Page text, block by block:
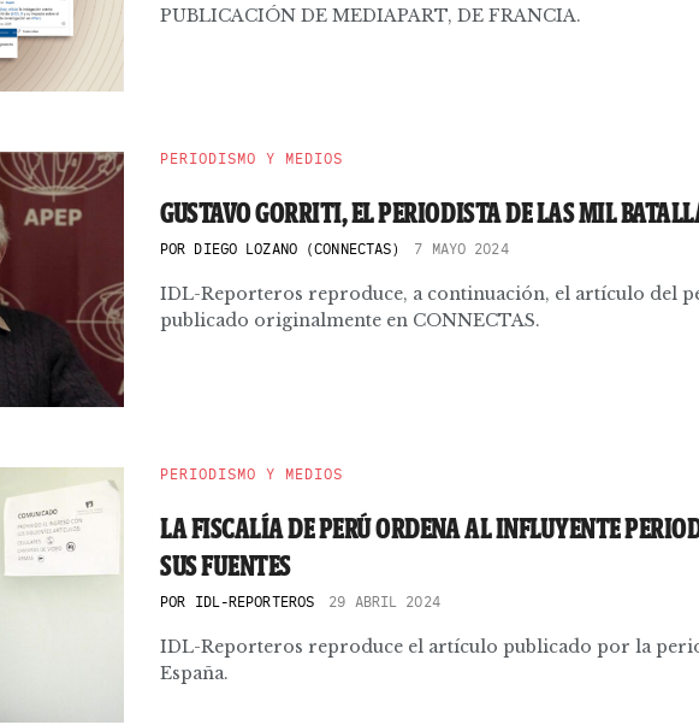
PUBLICACIÓN DE MEDIAPART, DE FRANCIA.
PERIODISMO Y MEDIOS
GUSTAVO GORRITI, EL PERIODISTA DE LAS MIL
POR DIEGO LOZANO (CONNECTAS) 7 MAYO 2024
IDL-Reporteros reproduce, a continuación, el artículo del
publicado originalmente en CONNECTAS.
PERIODISMO Y MEDIOS
LA FISCALÍA DE PERÚ ORDENA AL INFLUYENTE
SUS FUENTES
POR IDL-REPORTEROS 29 ABRIL 2024
IDL-Reporteros reproduce el artículo publicado por la
España.